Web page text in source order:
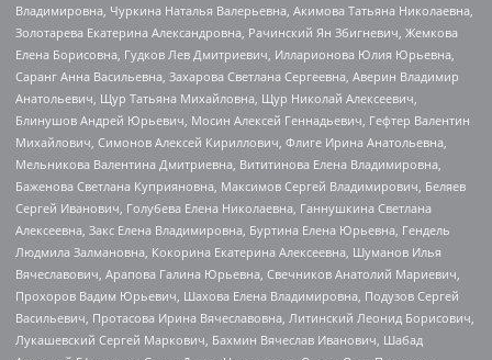
Владимировна, Чуркина Наталья Валерьевна, Акимова Татьяна Николаевна,
Золотарева Екатерина Александровна, Рачинский Ян Збигневич, Жемкова
Елена Борисовна, Гудков Лев Дмитриевич, Илларионова Юлия Юрьевна,
Саранг Анна Васильевна, Захарова Светлана Сергеевна, Аверин Владимир
Анатольевич, Щур Татьяна Михайловна, Щур Николай Алексеевич,
Блинушов Андрей Юрьевич, Мосин Алексей Геннадьевич, Гефтер Валентин
Михайлович, Симонов Алексей Кириллович, Флиге Ирина Анатольевна,
Мельникова Валентина Дмитриевна, Вититинова Елена Владимировна,
Баженова Светлана Куприяновна, Максимов Сергей Владимирович, Беляев
Сергей Иванович, Голубева Елена Николаевна, Ганнушкина Светлана
Алексеевна, Закс Елена Владимировна, Буртина Елена Юрьевна, Гендель
Людмила Залмановна, Кокорина Екатерина Алексеевна, Шуманов Илья
Вячеславович, Арапова Галина Юрьевна, Свечников Анатолий Мариевич,
Прохоров Вадим Юрьевич, Шахова Елена Владимировна, Подузов Сергей
Васильевич, Протасова Ирина Вячеславовна, Литинский Леонид Борисович,
Лукашевский Сергей Маркович, Бахмин Вячеслав Иванович, Шабад